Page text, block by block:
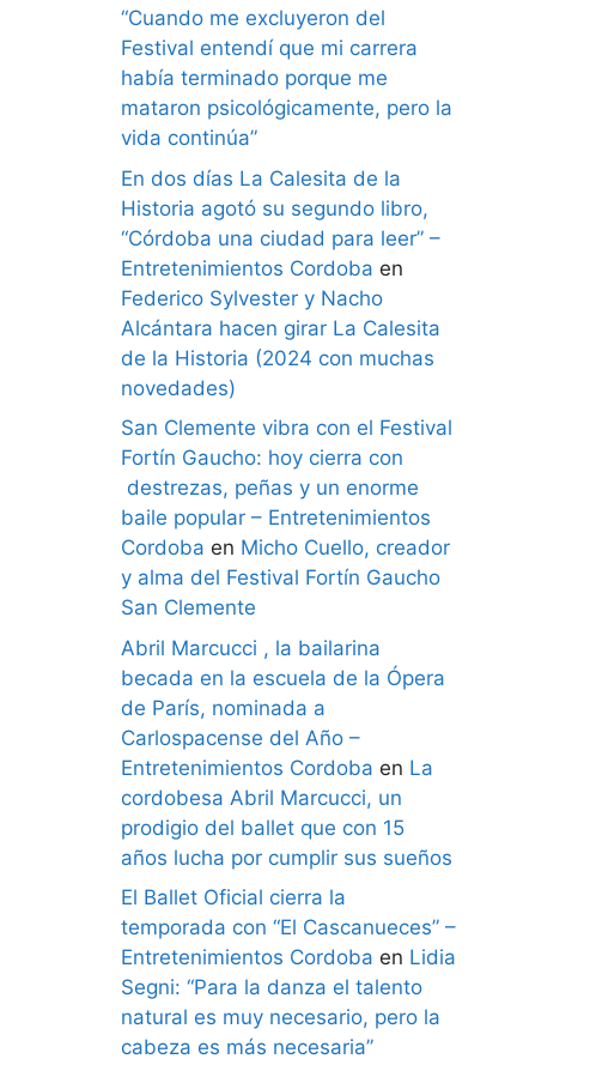
“Cuando me excluyeron del
Festival entendí que mi carrera
había terminado porque me
mataron psicológicamente, pero la
vida continúa”
En dos días La Calesita de la
Historia agotó su segundo libro,
“Córdoba una ciudad para leer” –
Entretenimientos Cordoba en
Federico Sylvester y Nacho
Alcántara hacen girar La Calesita
de la Historia (2024 con muchas
novedades)
San Clemente vibra con el Festival
Fortín Gaucho: hoy cierra con
destrezas, peñas y un enorme
baile popular – Entretenimientos
Cordoba en Micho Cuello, creador
y alma del Festival Fortín Gaucho
San Clemente
Abril Marcucci , la bailarina
becada en la escuela de la Ópera
de París, nominada a
Carlospacense del Año –
Entretenimientos Cordoba en La
cordobesa Abril Marcucci, un
prodigio del ballet que con 15
años lucha por cumplir sus sueños
El Ballet Oficial cierra la
temporada con “El Cascanueces” –
Entretenimientos Cordoba en Lidia
Segni: “Para la danza el talento
natural es muy necesario, pero la
cabeza es más necesaria”